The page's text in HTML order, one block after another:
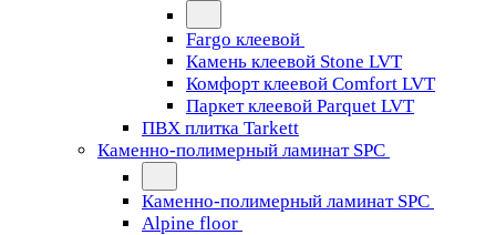
Fargo клеевой
Камень клеевой Stone LVT
Комфорт клеевой Comfort LVT
Паркет клеевой Parquet LVT
ПВХ плитка Tarkett
Каменно-полимерный ламинат SPC
Каменно-полимерный ламинат SPC
Alpine floor